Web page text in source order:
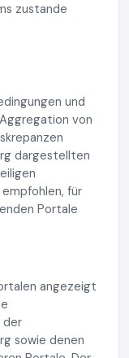
zustande
und
von
dargestellten
für
Portale
angezeigt
der
sowie denen